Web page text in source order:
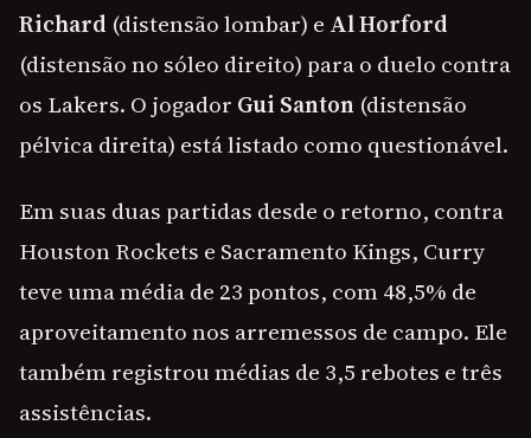
Richard (distensão lombar) e Al Horford
(distensão no sóleo direito) para o duelo contra
os Lakers. O jogador Gui Santon (distensão
pélvica direita) está listado como questionável.
Em suas duas partidas desde o retorno, contra
Houston Rockets e Sacramento Kings, Curry
teve uma média de 23 pontos, com 48,5% de
aproveitamento nos arremessos de campo. Ele
também registrou médias de 3,5 rebotes e três
assistências.